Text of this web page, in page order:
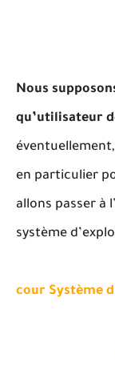
Nous
qu’utilisateur
en particulier
allons passer à
système
cour Système